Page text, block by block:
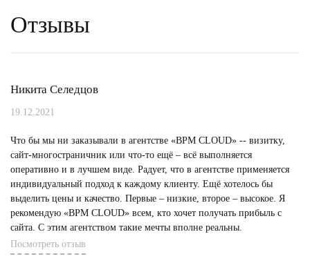
Отзывы
Никита Селедцов
19.12.2021
Что бы мы ни заказывали в агентстве «BPM CLOUD» -- визитку,
сайт-многостраничник или что-то ещё – всё выполняется
оперативно и в лучшем виде. Радует, что в агентстве применяется
индивидуальный подход к каждому клиенту. Ещё хотелось бы
выделить цены и качество. Первые – низкие, второе – высокое. Я
рекомендую «BPM CLOUD» всем, кто хочет получать прибыль с
сайта. С этим агентством такие мечты вполне реальны.
Посмотреть отзыв